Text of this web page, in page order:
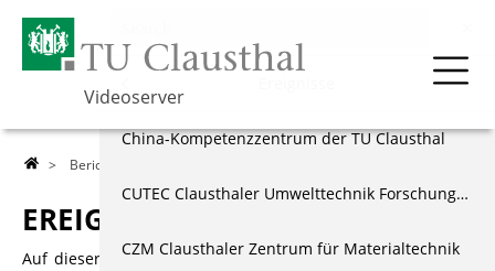
Videoserver
> Berichte & Dokus
EREIGNISSE
Auf dieser Seite finden Sie kurze Nachrichtenbeiträge über
Über die TU
Forschung
Ereignisse
Dokumentationen
Externe Projekte
China-Kompetenzzentrum der TU Clausthal
CUTEC Clausthaler Umwelttechnik Forschungszentrum
CZM Clausthaler Zentrum für Materialtechnik